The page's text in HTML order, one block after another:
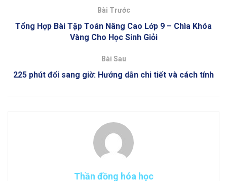
Bài Trước
Tổng Hợp Bài Tập Toán Nâng Cao Lớp 9 – Chìa Khóa
Vàng Cho Học Sinh Giỏi
Bài Sau
225 phút đổi sang giờ: Hướng dẫn chi tiết và cách tính
Thần đồng hóa học